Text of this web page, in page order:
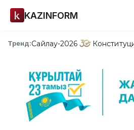
KAZINFORM
Тренд:Сайлау-2026